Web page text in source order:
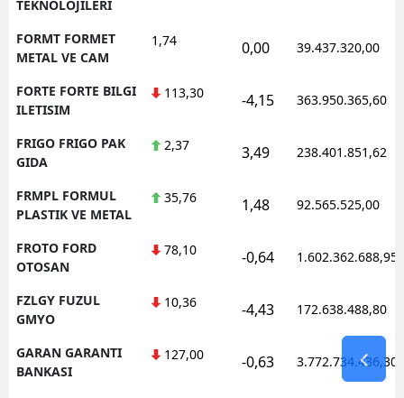
TEKNOLOJILERI
FORMT FORMET
METAL VE CAM
1,74 0,00 39.437.320,00
FORTE FORTE BILGI
ILETISIM
113,30 -4,15 363.950.365,60
FRIGO FRIGO PAK
GIDA
2,37 3,49 238.401.851,62
FRMPL FORMUL
PLASTIK VE METAL
35,76 1,48 92.565.525,00
FROTO FORD
OTOSAN
78,10 -0,64 1.602.362.688,95
FZLGY FUZUL
GMYO
10,36 -4,43 172.638.488,80
GARAN GARANTI
BANKASI
127,00 -0,63 3.772.734.436,30